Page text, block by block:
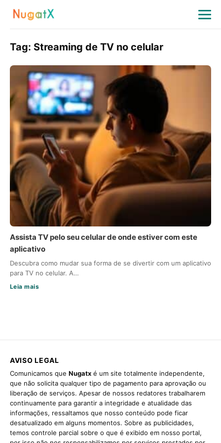
Tag: Streaming de TV no celular
Assista TV pelo seu celular de onde estiver com este
aplicativo
Descubra como mudar sua forma de se divertir com um aplicativo
para TV no celular. A…
Leia mais
AVISO LEGAL
Comunicamos que Nugatx é um site totalmente independente,
que não solicita qualquer tipo de pagamento para aprovação ou
liberação de serviços. Apesar de nossos redatores trabalharem
continuamente para garantir a integridade e atualidade das
informações, ressaltamos que nosso conteúdo pode ficar
desatualizado em alguns momentos. Sobre as publicidades,
temos controle parcial sobre o que é exibido em nosso portal,